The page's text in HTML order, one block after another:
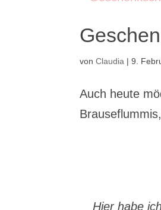
vonClaudia |9.
Auch heute
Hier habe